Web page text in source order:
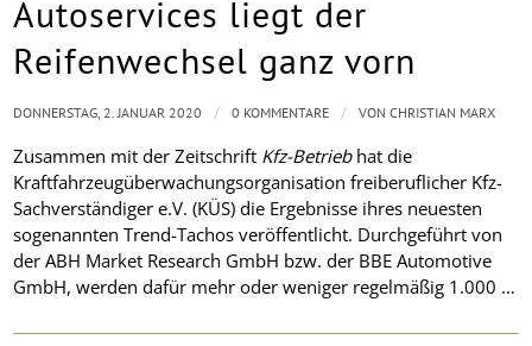
Autoservices liegt der
Reifenwechsel ganz vorn
Zusammen mit der Zeitschrift Kfz-Betriebhat die
Kraftfahrzeugüberwachungsorganisation freiberuflicher Kfz-
Sachverständiger e.V. (KÜS) die Ergebnisse ihres neuesten
sogenannten Trend-Tachos veröffentlicht. Durchgeführt von
der ABH Market Research GmbH bzw. der BBE Automotive
GmbH, werden dafür mehr oder weniger regelmäßig 1.000 …
DONNERSTAG, 2. JANUAR 2020 / 0 KOMMENTARE / VONCHRISTIAN MARX